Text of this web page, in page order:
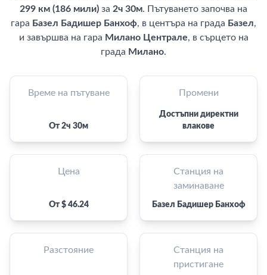
299 км (186 мили) за 2ч 30м. Пътуването започва на
гара Базел Бадишер Банхоф, в центъра на града Базел,
и завършва на гара Милано Централе, в сърцето на
града Милано.
Време на пътуване
От 2ч 30м
Цена
От $ 46.24
Разстояние
Промени
Достъпни директни
влакове
Станция на
заминаване
Базел Бадишер Банхоф
Станция на
пристигане